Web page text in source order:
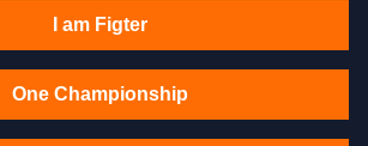
I am Figter
One Championship